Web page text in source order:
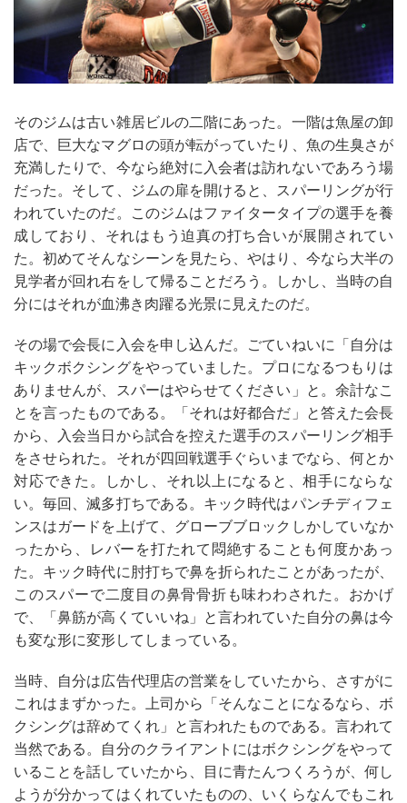
そのジムは古い雑居ビルの二階にあった。一階は魚屋の卸
店で、巨大なマグロの頭が転がっていたり、魚の生臭さが
充満したりで、今なら絶対に入会者は訪れないであろう場
だった。そして、ジムの扉を開けると、スパーリングが行
われていたのだ。このジムはファイタータイプの選手を養
成しており、それはもう迫真の打ち合いが展開されてい
た。初めてそんなシーンを見たら、やはり、今なら大半の
見学者が回れ右をして帰ることだろう。しかし、当時の自
分にはそれが血沸き肉躍る光景に見えたのだ。
その場で会長に入会を申し込んだ。ごていねいに「自分は
キックボクシングをやっていました。プロになるつもりは
ありませんが、スパーはやらせてください」と。余計なこ
とを言ったものである。「それは好都合だ」と答えた会長
から、入会当日から試合を控えた選手のスパーリング相手
をさせられた。それが四回戦選手ぐらいまでなら、何とか
対応できた。しかし、それ以上になると、相手にならな
い。毎回、滅多打ちである。キック時代はパンチディフェ
ンスはガードを上げて、グローブブロックしかしていなか
ったから、レバーを打たれて悶絶することも何度かあっ
た。キック時代に肘打ちで鼻を折られたことがあったが、
このスパーで二度目の鼻骨骨折も味わわされた。おかげ
で、「鼻筋が高くていいね」と言われていた自分の鼻は今
も変な形に変形してしまっている。
当時、自分は広告代理店の営業をしていたから、さすがに
これはまずかった。上司から「そんなことになるなら、ボ
クシングは辞めてくれ」と言われたものである。言われて
当然である。自分のクライアントにはボクシングをやって
いることを話していたから、目に青たんつくろうが、何し
ようが分かってはくれていたものの、いくらなんでもこれ